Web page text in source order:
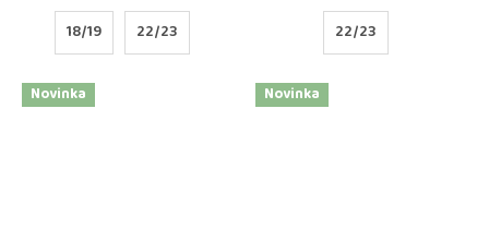
18/19 22/23 22/23
Novinka Novinka